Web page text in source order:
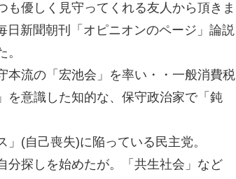
優しく見守ってくれる友人から頂きま
日新聞朝刊「オピニオンのページ」論説
本流の「宏池会」を率い・・一般消費税
を意識した知的な、保守政治家で「鈍
(自己喪失)に陥っている民主党。
分探しを始めたが。「共生社会」など